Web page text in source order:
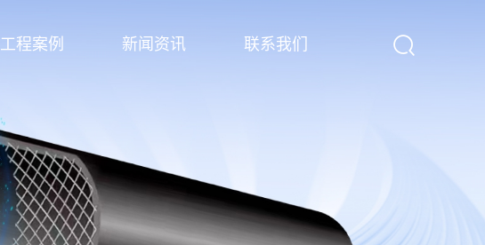
工程案例 新闻资讯 联系我们